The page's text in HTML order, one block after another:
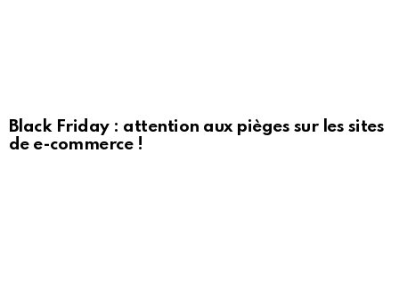
Black Friday : attention aux pièges sur les sites
de e-commerce !